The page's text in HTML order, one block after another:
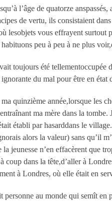
l’âge de quatorze
de vertu, ils consistaient
lesobjets vous effrayent surtout
peu à peu à ne plus
toujours été tellementoccupée
du mal pour être en état
ma quinzième année,lorsque les
ma mère dans la
établi par hasarddans le
alors la valeur) sans qu’il
la jeunesse n’en effacèrent que
coup dans la tête,d’aller à
à Londres, où elle était en
personne au monde qui semît en